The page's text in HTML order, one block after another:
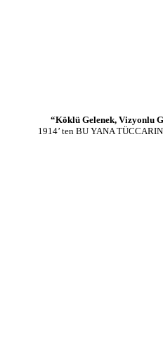
“Köklü Gelenek, Vizyonlu
1914’ ten BU YANA